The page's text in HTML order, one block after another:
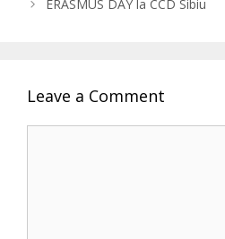
ERASMUS DAY la CCD Sibiu
Leave a Comment